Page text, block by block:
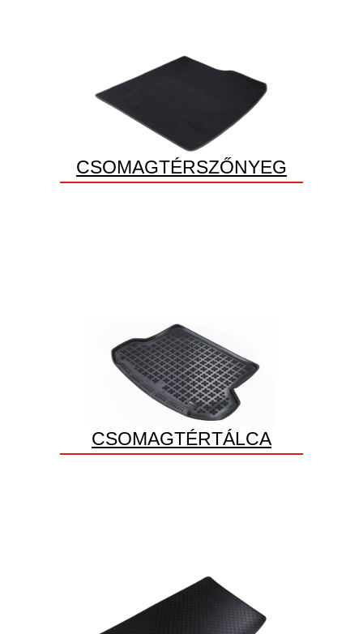
CSOMAGTÉRSZŐNYEG
CSOMAGTÉRTÁLCA